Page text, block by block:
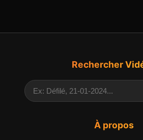
À propos
Rechercher